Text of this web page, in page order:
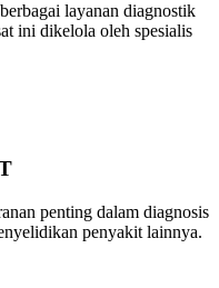
layanan diagnostik
ini dikelola oleh spesialis
penting dalam diagnosis
penyakit lainnya.